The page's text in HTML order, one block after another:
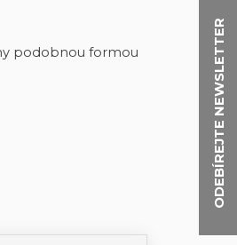
ODEBÍREJTE NEWSLETTER
podobnou formou